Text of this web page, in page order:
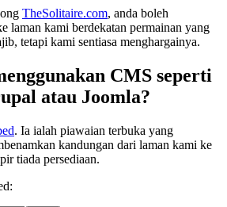
TheSolitaire.com, anda boleh
laman kami berdekatan permainan yang
tetapi kami sentiasa menghargainya.
CMS seperti
atau Joomla?
. Ia ialah piawaian terbuka yang
kandungan dari laman kami ke
tiada persediaan.